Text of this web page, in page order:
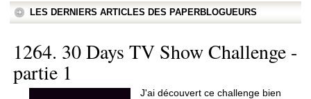
LES DERNIERS ARTICLES DES PAPERBLOGUEURS
1264. 30 Days TV Show Challenge -
partie 1
J'ai découvert ce challenge bien